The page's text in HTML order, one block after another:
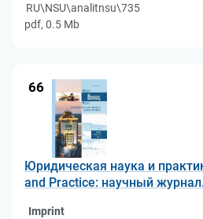
RU\NSU\analitnsu\735
pdf, 0.5 Mb
66
Юридическая наука и
and Practice: научный
Imprint